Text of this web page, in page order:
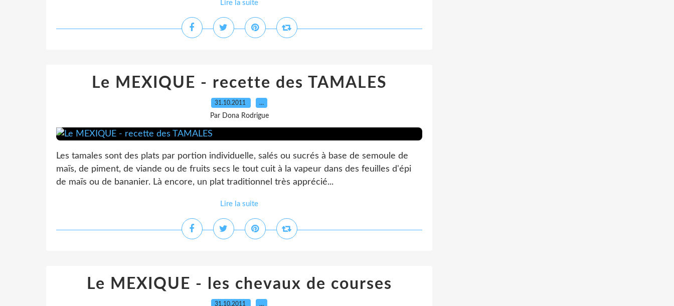
Lire la suite
Le MEXIQUE - recette des TAMALES
31.10.2011 …
Par Dona Rodrigue
Les tamales sont des plats par portion individuelle, salés ou sucrés à base de semoule de
maïs, de piment, de viande ou de fruits secs le tout cuit à la vapeur dans des feuilles d'épi
de maïs ou de bananier. Là encore, un plat traditionnel très apprécié...
Lire la suite
Le MEXIQUE - les chevaux de courses
31.10.2011 …